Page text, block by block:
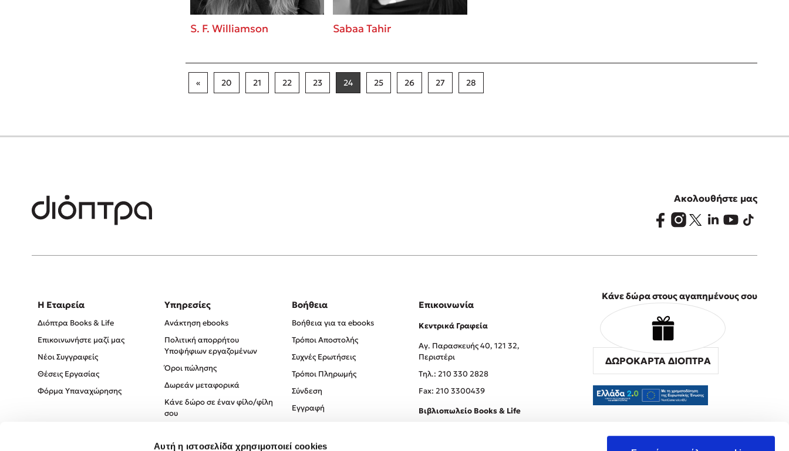
Αυτή η ιστοσελίδα χρησιμοποιεί cookies
S. F. Williamson Sabaa Tahir
« 20 21 22 23 24 25 26 27 28
Ακολουθήστε μας
Η Εταιρεία
Διόπτρα Books & Life
Επικοινωνήστε μαζί μας
Νέοι Συγγραφείς
Θέσεις Εργασίας
Φόρμα Υπαναχώρησης
Υπηρεσίες
Ανάκτηση ebooks
Πολιτική απορρήτου
Υποψήφιων εργαζομένων
Όροι πώλησης
Δωρεάν μεταφορικά
Κάνε δώρο σε έναν φίλο/φίλη
σου
Πολιτική Απορρήτου
Βοήθεια
Βοήθεια για τα ebooks
Τρόποι Αποστολής
Συχνές Ερωτήσεις
Τρόποι Πληρωμής
Σύνδεση
Εγγραφή
Επικοινωνία
Κεντρικά Γραφεία
Αγ. Παρασκευής 40, 121 32,
Περιστέρι
Tηλ.: 210 330 2828
Fax: 210 3300439
Βιβλιοπωλείο Books & Life
Κάνε δώρα στους αγαπημένους σου
ΔΩΡΟΚΑΡΤΑ ΔΙΟΠΤΡΑ